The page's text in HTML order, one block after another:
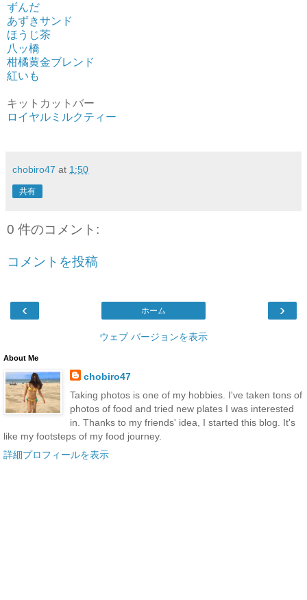
ずんだ
あずきサンド
ほうじ茶
八ッ橋
柑橘黄金ブレンド
紅いも
キットカットバー
ロイヤルミルクティー
chobiro47 at 1:50
共有
0 件のコメント:
コメントを投稿
‹ ›
ホーム
ウェブ バージョンを表示
About Me
chobiro47
Taking photos is one of my hobbies. I've taken tons of
photos of food and tried new plates I was interested
in. Thanks to my friends' idea, I started this blog. It's
like my footsteps of my food journey.
詳細プロフィールを表示